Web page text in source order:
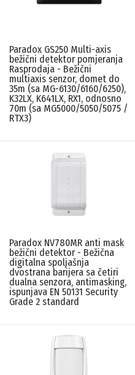
IP66(10)
PONIŠTITE
Paradox GS250 Multi-axis
bežični detektor pomjeranja
Rasprodaja - Bežični
multiaxis senzor, domet do
35m (sa MG-6130/6160/6250),
K32LX, K641LX, RX1, odnosno
70m (sa MG5000/5050/5075 /
RTX3)
Paradox NV780MR anti mask
bežični detektor - Bežična
digitalna spoljašnja
dvostrana barijera sa četiri
dualna senzora, antimasking,
ispunjava EN 50131 Security
Grade 2 standard